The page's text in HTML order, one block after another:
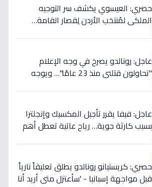
حصري: العيسوي يكشف سر التوجيه
الملكي لمُنتخب الأردن لِقصار القامة…
عاجل: رونالدو يصرخ في وجه الإعلام
"تحاولون قتلني منذ 23 عامًا"… ويوجه
عاجل: فيفا يقرر تأجيل المكسيك وإنجلترا
بسبب كارثة جوية… رياح عاتية تعطل أهم
حصري: كريستيانو رونالدو يطلق تعليقاً نارياً
قبل مواجهة إسبانيا - 'سأعتزل متى أريد أنا